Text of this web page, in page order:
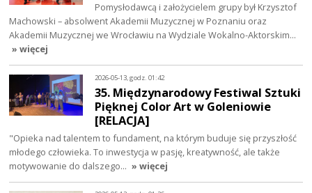
Pomysłodawcą i założycielem grupy był Krzysztof
Machowski – absolwent Akademii Muzycznej w Poznaniu oraz
Akademii Muzycznej we Wrocławiu na Wydziale Wokalno-Aktorskim…
» więcej
2026-05-13, godz. 01:42
35. Międzynarodowy Festiwal Sztuki
Pięknej Color Art w Goleniowie
[RELACJA]
"Opieka nad talentem to fundament, na którym buduje się przyszłość
młodego człowieka. To inwestycja w pasję, kreatywność, ale także
motywowanie do dalszego… » więcej